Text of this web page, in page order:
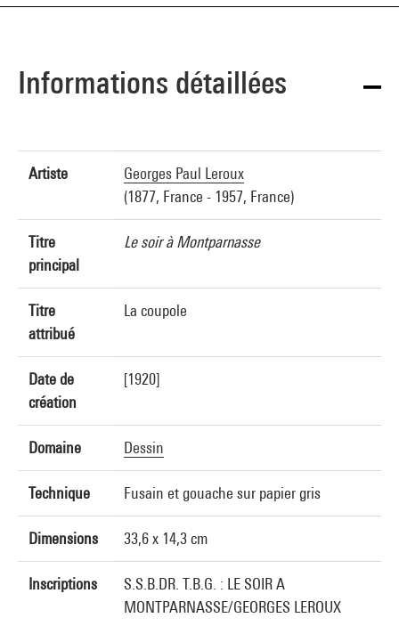
Informations détaillées
Artiste
Georges Paul Leroux
(1877, France - 1957, France)
Titre
principal
Le soir à Montparnasse
Titre
attribué
La coupole
Date de
création
[1920]
Domaine Dessin
Technique Fusain et gouache sur papier gris
Dimensions 33,6 x 14,3 cm
Inscriptions
S.S.B.DR. T.B.G. : LE SOIR A
MONTPARNASSE/GEORGES LEROUX